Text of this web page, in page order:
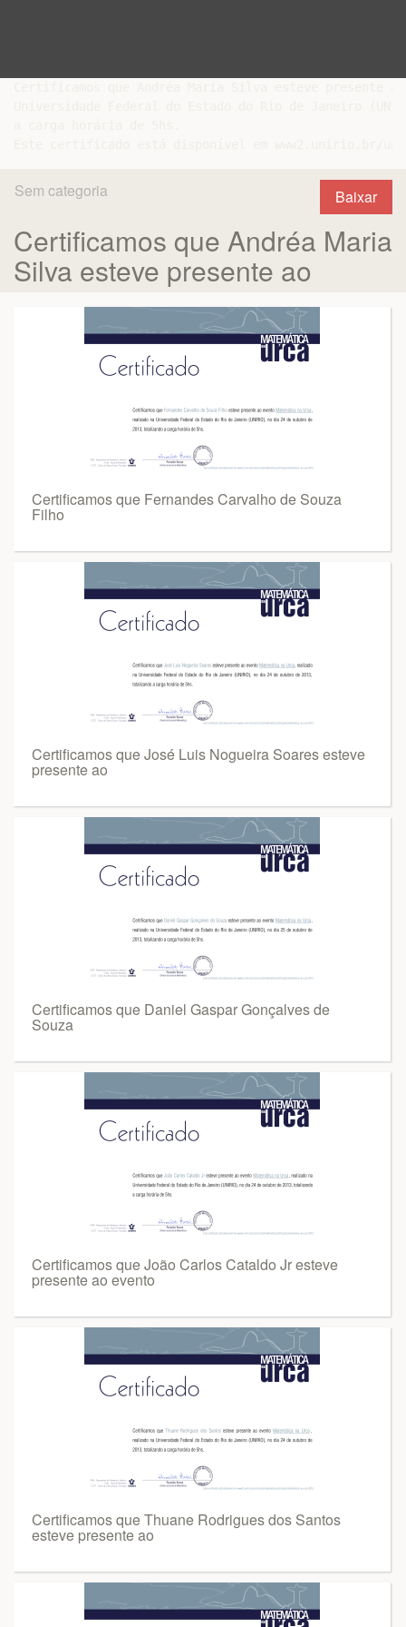
Baixar
Sem categoria
Certificamos que Andréa Maria
Silva esteve presente ao
Certificamos que Fernandes Carvalho de Souza
Filho
Certificamos que José Luis Nogueira Soares esteve
presente ao
Certificamos que Daniel Gaspar Gonçalves de
Souza
Certificamos que João Carlos Cataldo Jr esteve
presente ao evento
Certificamos que Thuane Rodrigues dos Santos
esteve presente ao